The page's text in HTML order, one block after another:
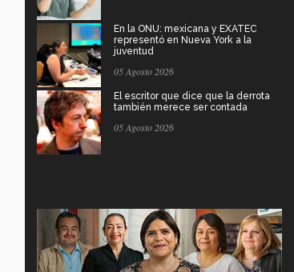
En la ONU: mexicana y EXATEC
representó en Nueva York a la
juventud
05 Agosto 2026
El escritor que dice que la derrota
también merece ser contada
05 Agosto 2026